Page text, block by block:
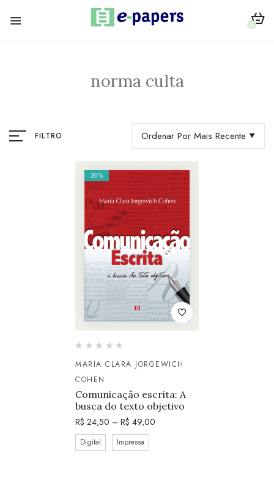
0
norma culta
FILTRO Ordenar Por Mais Recente
20%
MARIA CLARA JORGEWICH
COHEN
Comunicação escrita: A
busca do texto objetivo
R$ 24,50 – R$ 49,00
Digital Impressa